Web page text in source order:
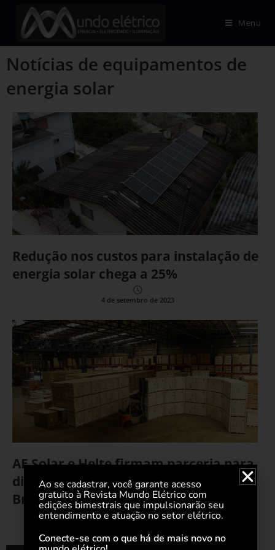
Menu
Notícias de equipamentos de
energia solar
Redução nos custos para instalação de
energia solar chega a 25%
4 de setembro de 2023
AE Solar e Helte firmam parceria para
distribuição de módulos solares no
Brasil
Ao se cadastrar, você garante acesso
gratuito à Revista Mundo Elétrico com
edições bimestrais que impulsionarão seu
entendimento e atuação no setor elétrico.
Conecte-se com o que há de mais novo no